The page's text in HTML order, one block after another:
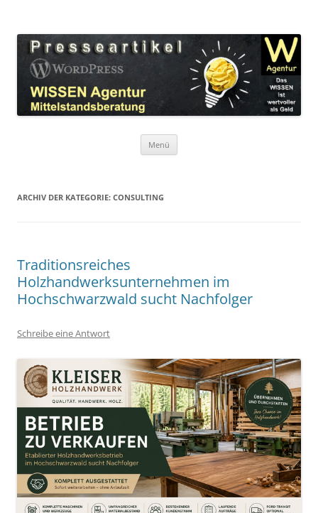
Agentur
Menü
ARCHIV DER KATEGORIE: CONSULTING
Traditionsreiches
Holzhandwerksunternehmen im
Hochschwarzwald sucht Nachfolger
Schreibe eine Antwort